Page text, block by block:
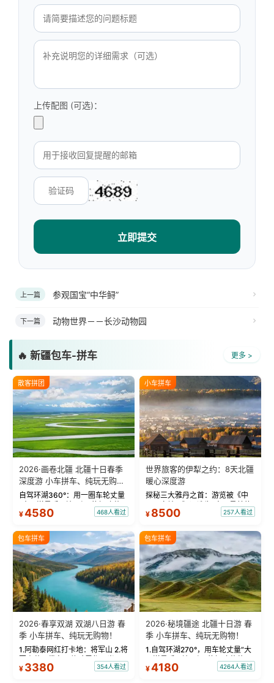
上传配图 (可选)：
立即提交
上一篇 参观国宝“中华鲟”
下一篇 动物世界－－长沙动物园
🔥 新疆包车-拼车 更多 >
散客拼团
2026·画卷北疆 北疆十日春季
深度游 小车拼车、纯玩无购
物！
自驾环湖360°：用一圈车轮丈量
“大西洋最后一滴眼泪”的极致蔚
蓝。 赛湖旅拍：甄选多款风格服
绝美瞬间。 赛湖坦克300跟车视
频：专业摄影师...
¥4580 468人看过
小车拼车
世界旅客的伊犁之约：8天北疆
暖心深度游
探秘三大雅丹之首：游览被《中
国国家地理》评选为“中国最美的
三大雅丹”第一名的克拉玛依魔鬼
瓦人最大村落——禾木村，欣赏
晨雾与小木...
¥ 8500 257人看过
包车拼车
2026·春享双湖 双湖八日游 春
季 小车拼车、纯玩无购物！
1.阿勒泰网红打卡地：将军山 2.将
军山落日缆车，体验雪都风光 3.
将军山，夕阳派对，蹦迪party 4.
¥ 3380 354人看过
包车拼车
2026·秘境疆途 北疆十日游 春
季 小车拼车、纯玩无购物！
1.自驾环湖270°，用车轮丈量“大
西洋最后一滴眼泪”的极致蔚蓝，
让雪山、花海与深邃湖水在转弯
¥4180 4264人看过